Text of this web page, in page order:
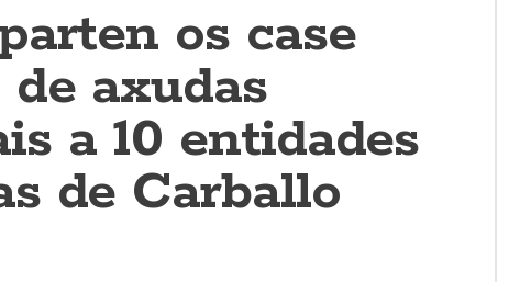
os case
de axudas
a 10 entidades
de Carballo